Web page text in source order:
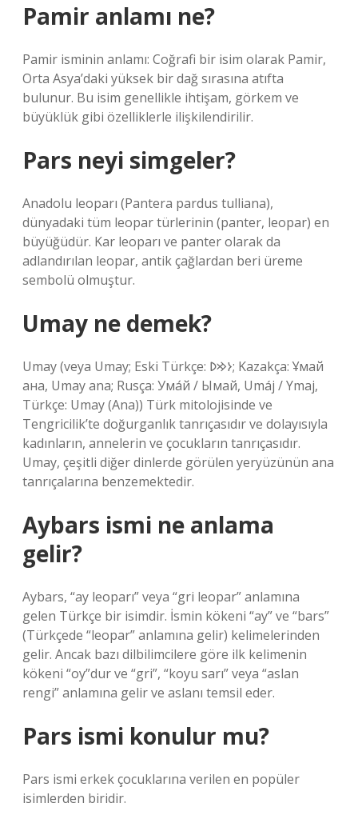
Pamir anlamı ne?
Pamir isminin anlamı: Coğrafi bir isim olarak Pamir,
Orta Asya’daki yüksek bir dağ sırasına atıfta
bulunur. Bu isim genellikle ihtişam, görkem ve
büyüklük gibi özelliklerle ilişkilendirilir.
Pars neyi simgeler?
Anadolu leoparı (Pantera pardus tulliana),
dünyadaki tüm leopar türlerinin (panter, leopar) en
büyüğüdür. Kar leoparı ve panter olarak da
adlandırılan leopar, antik çağlardan beri üreme
sembolü olmuştur.
Umay ne demek?
Umay (veya Umay; Eski Türkçe: 𐰆𐰢𐰖; Kazakça: Ұмай
aна, Umay ana; Rusça: Ума́й / Ымай, Umáj / Ymaj,
Türkçe: Umay (Ana)) Türk mitolojisinde ve
Tengricilik’te doğurganlık tanrıçasıdır ve dolayısıyla
kadınların, annelerin ve çocukların tanrıçasıdır.
Umay, çeşitli diğer dinlerde görülen yeryüzünün ana
tanrıçalarına benzemektedir.
Aybars ismi ne anlama
gelir?
Aybars, “ay leoparı” veya “gri leopar” anlamına
gelen Türkçe bir isimdir. İsmin kökeni “ay” ve “bars”
(Türkçede “leopar” anlamına gelir) kelimelerinden
gelir. Ancak bazı dilbilimcilere göre ilk kelimenin
kökeni “oy”dur ve “gri”, “koyu sarı” veya “aslan
rengi” anlamına gelir ve aslanı temsil eder.
Pars ismi konulur mu?
Pars ismi erkek çocuklarına verilen en popüler
isimlerden biridir.